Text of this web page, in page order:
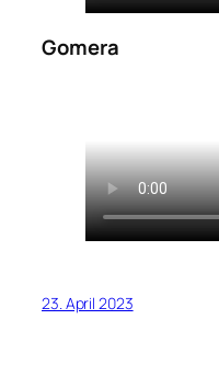
Gomera
23. April 2023